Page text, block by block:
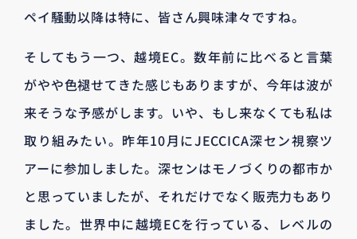
ペイ騒動以降は特に、皆さん興味津々ですね。
そしてもう一つ、越境EC。数年前に比べると言葉
がやや色褪せてきた感じもありますが、今年は波が
来そうな予感がします。いや、もし来なくても私は
取り組みたい。昨年10月にJECCICA深セン視察ツ
アーに参加しました。深センはモノづくりの都市か
と思っていましたが、それだけでなく販売力もあり
ました。世界中に越境ECを行っている、レベルの